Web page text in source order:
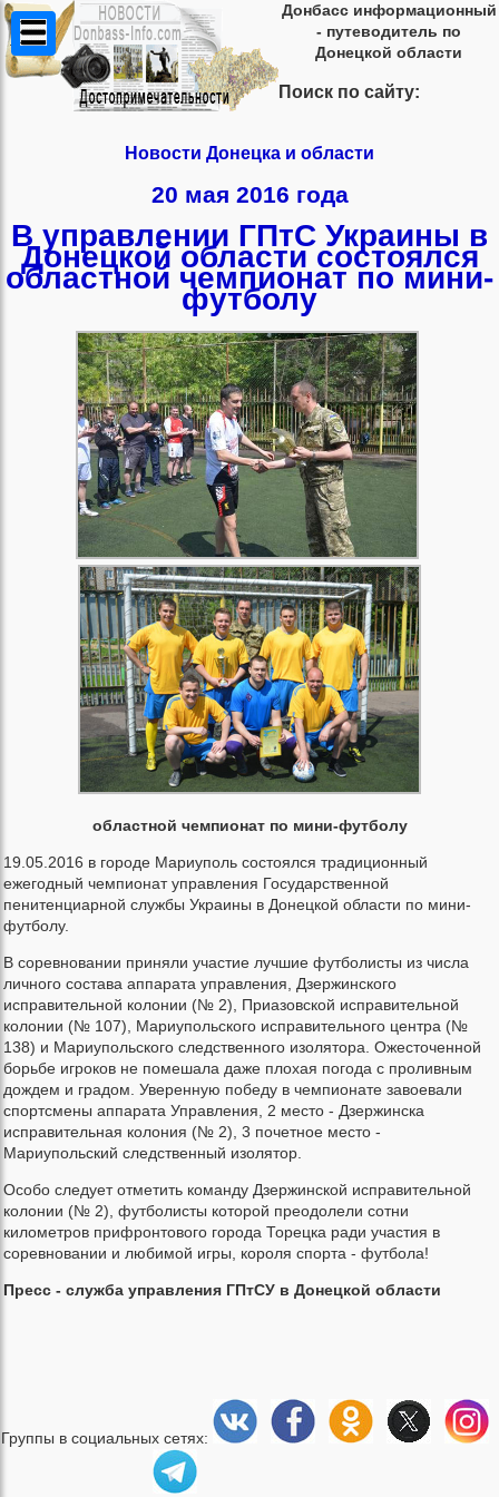
Донбасс информационный
- путеводитель по
Донецкой области
Поиск по сайту:
Новости Донецка и области
20 мая 2016 года
В управлении ГПтС Украины в
Донецкой области состоялся
областной чемпионат по мини-
футболу
областной чемпионат по мини-футболу
19.05.2016 в городе Мариуполь состоялся традиционный
ежегодный чемпионат управления Государственной
пенитенциарной службы Украины в Донецкой области по мини-
футболу.
В соревновании приняли участие лучшие футболисты из числа
личного состава аппарата управления, Дзержинского
исправительной колонии (№ 2), Приазовской исправительной
колонии (№ 107), Мариупольского исправительного центра (№
138) и Мариупольского следственного изолятора. Ожесточенной
борьбе игроков не помешала даже плохая погода с проливным
дождем и градом. Уверенную победу в чемпионате завоевали
спортсмены аппарата Управления, 2 место - Дзержинска
исправительная колония (№ 2), 3 почетное место -
Мариупольский следственный изолятор.
Особо следует отметить команду Дзержинской исправительной
колонии (№ 2), футболисты которой преодолели сотни
километров прифронтового города Торецка ради участия в
соревновании и любимой игры, короля спорта - футбола!
Пресс - служба управления ГПтСУ в Донецкой области
Группы в социальных сетях: